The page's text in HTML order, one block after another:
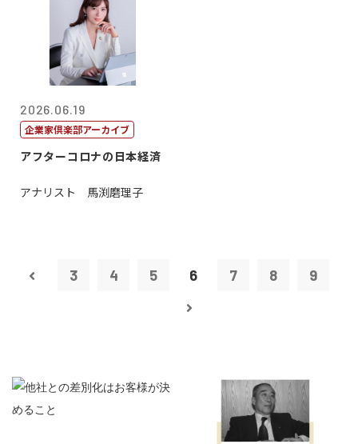
2026.06.19
企業家倶楽部アーカイブ
アフターコロナの日本経済
アナリスト 馬渕磨理子
3 4 5 6 7 8 9